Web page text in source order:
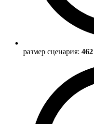
размер сценария: